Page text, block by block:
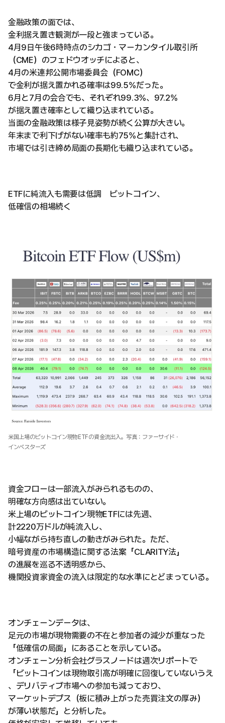
金融政策の面では、
金利据え置き観測が一段と強まっている。
4月9日午後6時時点のシカゴ・マーカンタイル取引所
（CME）のフェドウオッチによると、
4月の米連邦公開市場委員会（FOMC）
で金利が据え置かれる確率は99.5%だった。
6月と7月の会合でも、それぞれ99.3%、97.2%
が据え置き確率として織り込まれている。
当面の金融政策は様子見姿勢が続く公算が大きい。
年末まで利下げがない確率も約75%と集計され、
市場では引き締め局面の長期化も織り込まれている。
ETFに純流入も需要は低調 ビットコイン、
低確信の相場続く
米国上場のビットコイン現物ETFの資金流出入。写真：ファーサイド・
インベスターズ
資金フローは一部流入がみられるものの、
明確な方向感は出ていない。
米上場のビットコイン現物ETFには先週、
計2220万ドルが純流入し、
小幅ながら持ち直しの動きがみられた。ただ、
暗号資産の市場構造に関する法案「CLARITY法」
の進展を巡る不透明感から、
機関投資家資金の流入は限定的な水準にとどまっている。
オンチェーンデータは、
足元の市場が現物需要の不在と参加者の減少が重なった
「低確信の局面」にあることを示している。
オンチェーン分析会社グラスノードは週次リポートで
「ビットコインは現物取引高が明確に回復していないうえ
、デリバティブ市場への参加も減っており、
マーケットデプス（板に積み上がった売買注文の厚み）
が薄い状態だ」と分析した。